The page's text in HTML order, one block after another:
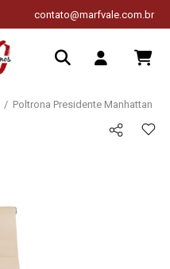
contato@marfvale.com.br
Poltrona Presidente Manhattan